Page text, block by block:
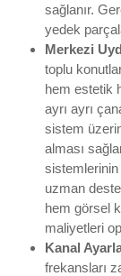
sağlanır.
yedek
Merkezi
toplu
hem estetik
ayrı ayrı
sistem
alması
sistemlerinin
uzman
hem görsel
maliyetleri
Kanal
frekansları